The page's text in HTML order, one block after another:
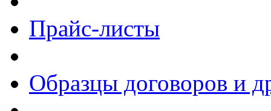
Прайс-листы
Образцы договоров и